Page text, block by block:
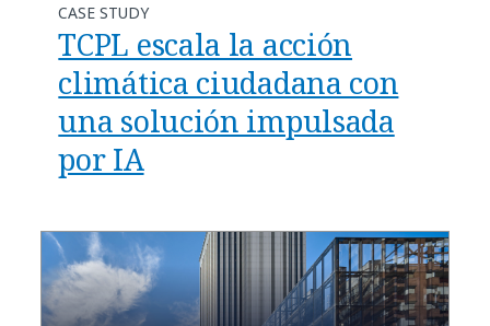
CASE STUDY
TCPL escala la acción
climática ciudadana con
una solución impulsada
por IA